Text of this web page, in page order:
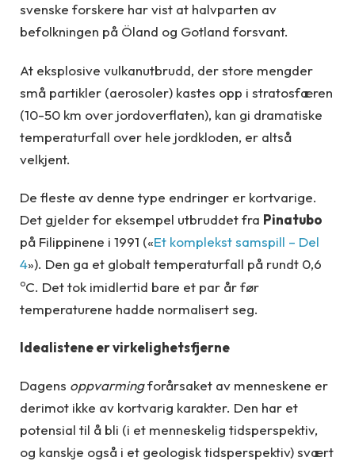
svenske forskere har vist at halvparten av
befolkningen på Öland og Gotland forsvant.
At eksplosive vulkanutbrudd, der store mengder
små partikler (aerosoler) kastes opp i stratosfæren
(10-50 km over jordoverflaten), kan gi dramatiske
temperaturfall over hele jordkloden, er altså
velkjent.
De fleste av denne type endringer er kortvarige.
Det gjelder for eksempel utbruddet fra Pinatubo
på Filippinene i 1991 («Et komplekst samspill – Del
4»). Den ga et globalt temperaturfall på rundt 0,6
oC. Det tok imidlertid bare et par år før
temperaturene hadde normalisert seg.
Idealistene er virkelighetsfjerne
Dagens oppvarmingforårsaket av menneskene er
derimot ikke av kortvarig karakter. Den har et
potensial til å bli (i et menneskelig tidsperspektiv,
og kanskje også i et geologisk tidsperspektiv) svært